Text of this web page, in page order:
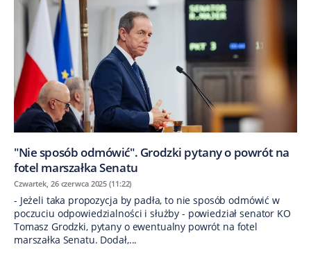
"Nie sposób odmówić". Grodzki pytany o powrót na
fotel marszałka Senatu
Czwartek, 26 czerwca 2025 (11:22)
- Jeżeli taka propozycja by padła, to nie sposób odmówić w
poczuciu odpowiedzialności i służby - powiedział senator KO
Tomasz Grodzki, pytany o ewentualny powrót na fotel
marszałka Senatu. Dodał,...